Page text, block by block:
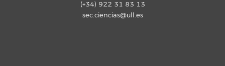
(+34) 922 31 83 13
sec.ciencias@ull.es